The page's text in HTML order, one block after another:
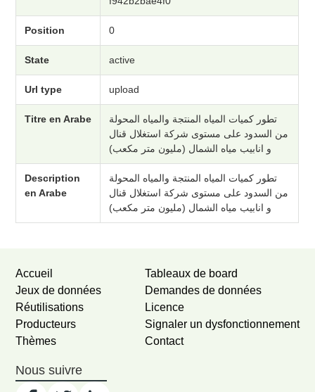
Position 0
State active
Url type upload
Titre en Arabe
تطور كميات المياه المنتجة والمياه المحولة
من السدود على مستوى شركة استغلال قنال
و انابيب مياه الشمال (مليون متر مكعب)
Description
en Arabe
تطور كميات المياه المنتجة والمياه المحولة
من السدود على مستوى شركة استغلال قنال
و انابيب مياه الشمال (مليون متر مكعب)
Accueil
Jeux de données
Réutilisations
Producteurs
Thèmes
Tableaux de board
Demandes de données
Licence
Signaler un dysfonctionnement
Contact
Nous suivre